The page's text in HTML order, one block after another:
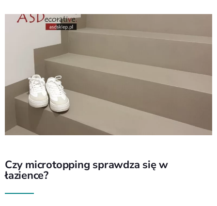
Czy microtopping sprawdza się w
łazience?